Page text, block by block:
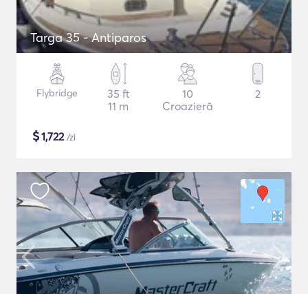
Targa 35 - Antiparos
Flybridge
35 ft
11 m
10
Croazieră
2
$1,722/zi